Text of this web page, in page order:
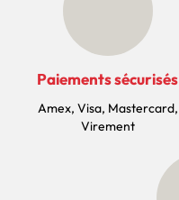
Paiements sécurisés
Amex, Visa, Mastercard,
Virement